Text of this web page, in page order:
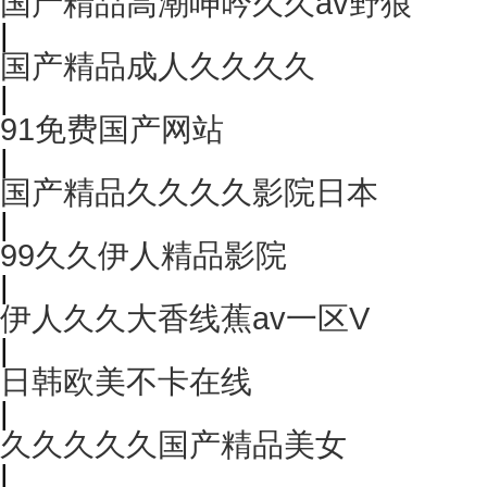
|
国产精品成人久久久久
|
91免费国产网站
|
国产精品久久久久影院日本
|
99久久伊人精品影院
|
伊人久久大香线蕉av一区V
|
日韩欧美不卡在线
|
久久久久久国产精品美女
|